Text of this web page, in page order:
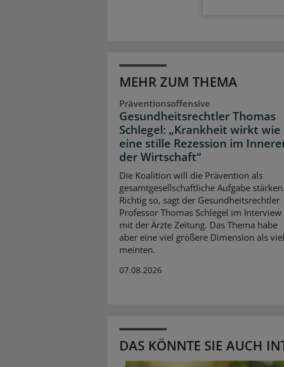
MEHR ZUM THEMA
Präventionsoffensive
Gesundheitsrechtler Thomas
Schlegel: „Krankheit wirkt wie
eine stille Rezession im
der Wirtschaft“
Die Koalition will die Prävention als
gesamtgesellschaftliche Aufgabe stärken.
Richtig so, sagt der Gesundheitsrechtler
Professor Thomas Schlegel im Interview
mit der Ärzte Zeitung. Das Thema habe
aber eine viel größere Dimension als
meinten.
07.08.2026
DAS KÖNNTE SIE AUCH